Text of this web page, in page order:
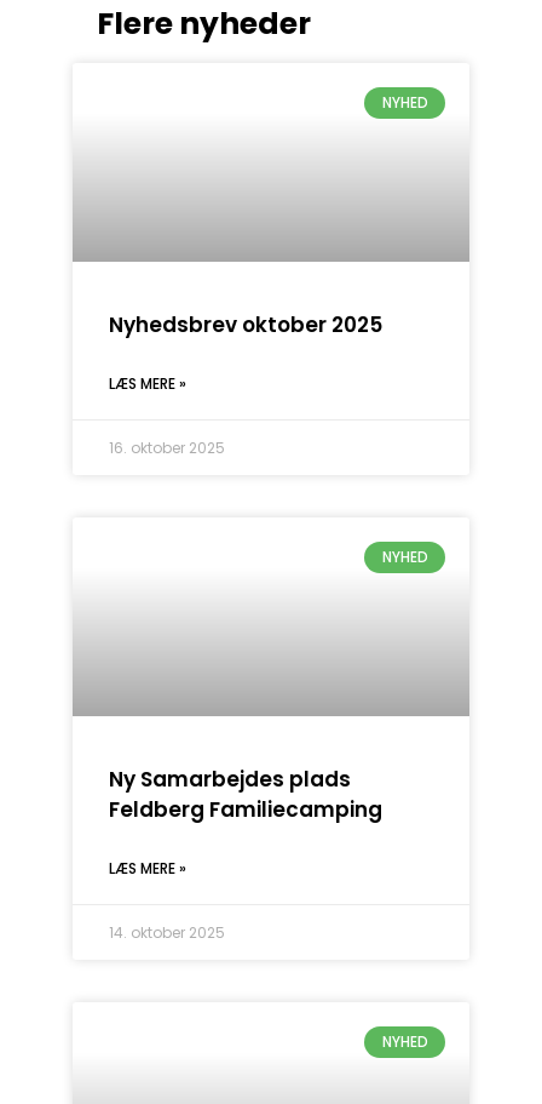
Flere nyheder
NYHED
Nyhedsbrev oktober 2025
LÆS MERE »
16. oktober 2025
NYHED
Ny Samarbejdes plads
Feldberg Familiecamping
LÆS MERE »
14. oktober 2025
NYHED